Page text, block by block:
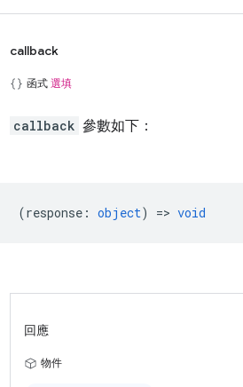
callback
函式 選填
callback 參數如下：
(response : object) => void
回應
物件